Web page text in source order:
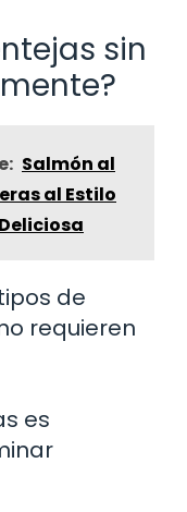
sin
Salmón al
al Estilo
de
requieren
es